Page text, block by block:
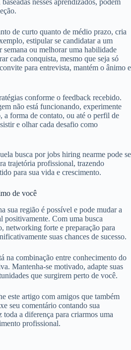
de curto quanto de médio prazo, cria
estipular se candidatar a um
ou melhorar uma habilidade
cada conquista, mesmo que seja só
para entrevista, mantém o ânimo e
conforme o feedback recebido.
não está funcionando, experimente
forma de contato, ou até o perfil de
e olhar cada desafio como
busca por jobs hiring nearme pode se
trajetória profissional, trazendo
para sua vida e crescimento.
de você
sua região é possível e pode mudar a
positivamente. Com uma busca
networking forte e preparação para
suas chances de sucesso.
na combinação entre conhecimento do
Mantenha-se motivado, adapte suas
que surgirem perto de você.
este artigo com amigos que também
seu comentário contando sua
toda a diferença para criarmos uma
profissional.